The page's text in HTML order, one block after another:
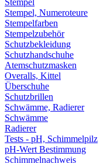
Stempel, Numeroteure
Stempelfarben
Stempelzubehör
Schutzbekleidung
Schutzhandschuhe
Atemschutzmasken
Overalls, Kittel
Überschuhe
Schutzbrillen
Schwämme, Radierer
Schwämme
Radierer
Tests - pH, Schimmelpilz
pH-Wert Bestimmung
Schimmelnachweis